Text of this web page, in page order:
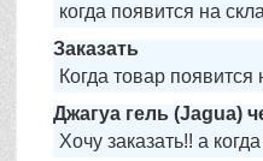
когда появится на
Заказать
Когда товар появится
Джагуа гель (Jagua)
Хочу заказать!! а